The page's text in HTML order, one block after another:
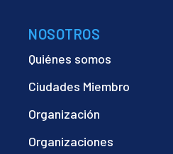
NOSOTROS
Quiénes somos
Ciudades Miembro
Organización
Organizaciones